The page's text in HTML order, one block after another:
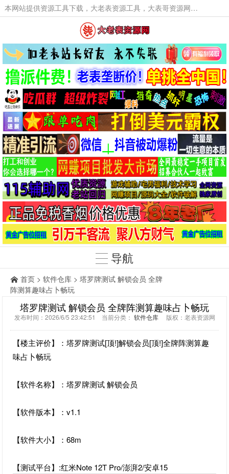
本网站提供资源工具下载，大老表资源工具，大表哥资源网软件工具，大老表资源下载，活动线报福利资源分享,活动线报，大型网游经典游戏，网络热门技术游戏辅助交流与分享。
导航
首页 > 软件仓库 > 塔罗牌测试 解锁会员 全牌
阵测算趣味占卜畅玩
塔罗牌测试 解锁会员 全牌阵测算趣味占卜畅玩
发布时间：2026/6/5 23:42:51 当前分类： 软件仓库版权：老表资源网
【楼主评价】：塔罗牌测试[顶!]解锁会员[顶!]全牌阵测算趣
味占卜畅玩
【软件名称】：塔罗牌测试 解锁会员
【软件版本】：v1.1
【软件大小】：68m
【测试平台】:红米Note 12T Pro/澎湃2/安卓15